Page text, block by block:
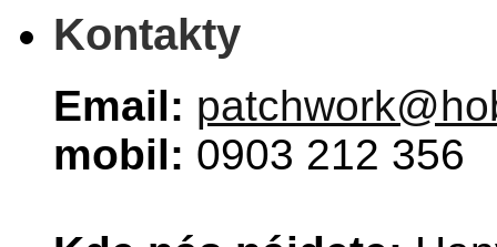
Kontakty
Email:
mobil: 0903 212 356